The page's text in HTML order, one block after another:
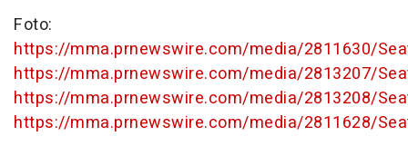
Foto:
https://mma.prnewswire.com/media/2811630/
https://mma.prnewswire.com/media/2813207/
https://mma.prnewswire.com/media/2813208/
https://mma.prnewswire.com/media/2811628/